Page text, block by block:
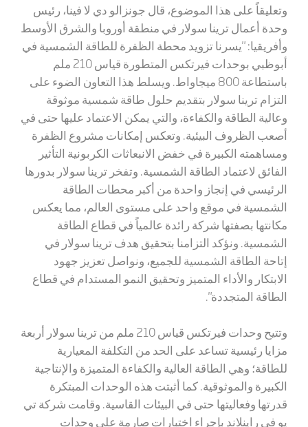
وتعليقاً على هذا الموضوع، قال جونزالو دي لا فينا، رئيس
وحدة أعمال ترينا سولار في منطقة أوروبا والشرق الأوسط
وأفريقيا: "يسرنا تزويد محطة الظفرة للطاقة الشمسية في
أبوظبي بوحدات فيرتكس المتطورة قياس 210 ملم
باستطاعة 800 ميجاواط. ويسلط هذا التعاون الضوء على
التزام ترينا سولار بتقديم حلول طاقة شمسية موثوقة
وعالية الطاقة والكفاءة، والتي يمكن الاعتماد عليها حتى في
أصعب الظروف البيئية. وتعكس إمكانات مشروع الظفرة
ومساهمته الكبيرة في خفض الانبعاثات الكربونية التأثير
الفائق لاعتماد الطاقة الشمسية. وتفخر ترينا سولار بدورها
الرئيسي في إنجاز واحدة من أكبر محطات الطاقة
الشمسية في موقع واحد على مستوى العالم، مما يعكس
مكانتها بصفتها شركة رائدة عالمياً في قطاع الطاقة
الشمسية. ونؤكد التزامنا بتحقيق هدف ترينا سولار في
إتاحة الطاقة الشمسية للجميع، ونواصل تعزيز جهود
الابتكار والأداء المتميز وتحقيق النمو المستدام في قطاع
الطاقة المتجددة".
وتتيح وحدات فيرتكس قياس 210 ملم من ترينا سولار أربعة
مزايا رئيسية تساعد على الحد من التكلفة المعيارية
للطاقة؛ وهي الطاقة العالية والكفاءة المتميزة والإنتاجية
الكبيرة والموثوقية. كما أثبتت هذه الوحدات المبتكرة
قدرتها وفعاليتها حتى في البيئات القاسية. وقامت شركة تي
يو في راينلاند بإجراء اختبارات صارمة على وحدات